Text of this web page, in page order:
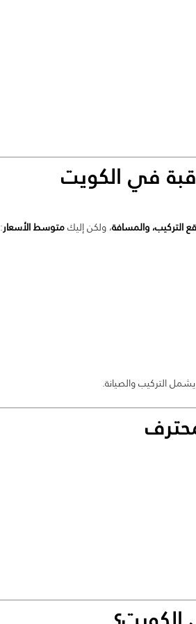
في الكويت
التركيب، والمسافة، ولكن إليكمتوسط الأسعار:
يشمل التركيب والصيانة.